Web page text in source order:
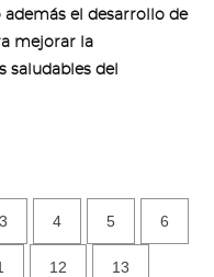
el desarrollo de
mejorar la
saludables del
3 4 5 6
12 13